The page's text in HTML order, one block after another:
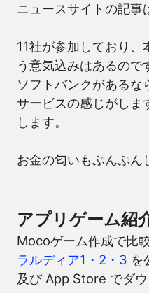
ニュースサイトの記事
11社が参加しており
う意気込みはあるので
ソフトバンクがある
サービスの感じがしま
します。
お金の匂いもぷんぷん
アプリゲーム紹
Mocoゲーム作成で比
ラルディア1・2・3 を
及び App Store でダウ